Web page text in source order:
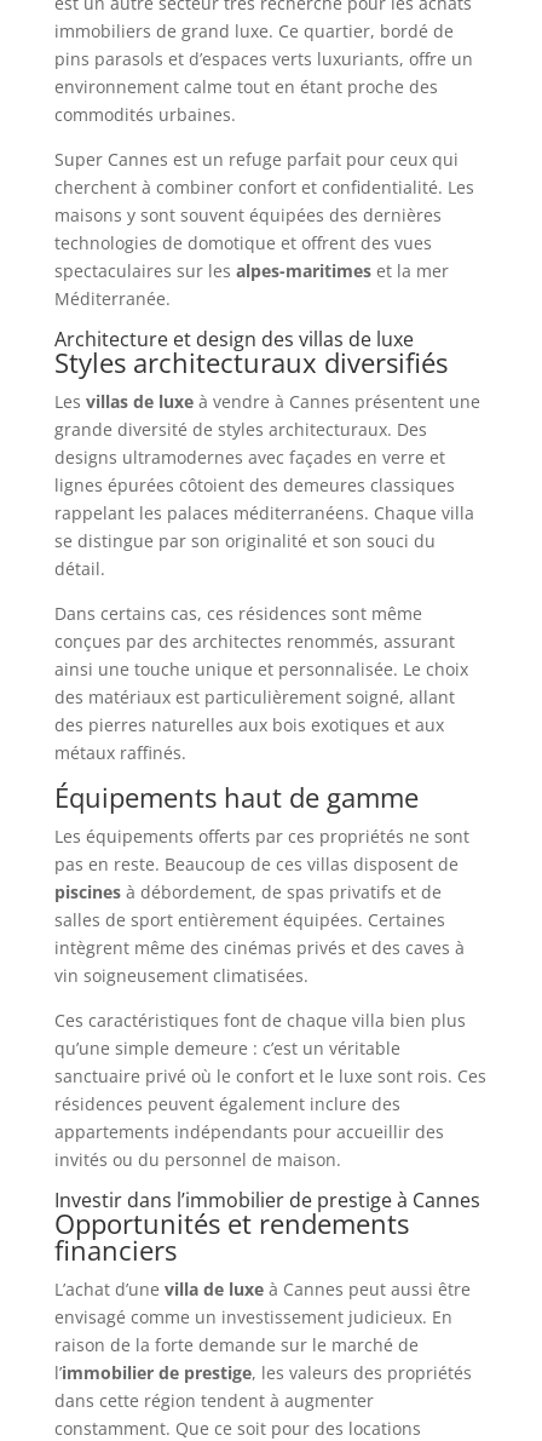
immobiliers de grand luxe. Ce quartier, bordé de
pins parasols et d’espaces verts luxuriants, offre un
environnement calme tout en étant proche des
commodités urbaines.
Super Cannes est un refuge parfait pour ceux qui
cherchent à combiner confort et confidentialité. Les
maisons y sont souvent équipées des dernières
technologies de domotique et offrent des vues
spectaculaires sur les alpes-maritimeset la mer
Méditerranée.
Architecture et design des villas de luxe
Styles architecturaux diversifiés
Les villas de luxeà vendre à Cannes présentent une
grande diversité de styles architecturaux. Des
designs ultramodernes avec façades en verre et
lignes épurées côtoient des demeures classiques
rappelant les palaces méditerranéens. Chaque villa
se distingue par son originalité et son souci du
détail.
Dans certains cas, ces résidences sont même
conçues par des architectes renommés, assurant
ainsi une touche unique et personnalisée. Le choix
des matériaux est particulièrement soigné, allant
des pierres naturelles aux bois exotiques et aux
métaux raffinés.
Équipements haut de gamme
Les équipements offerts par ces propriétés ne sont
pas en reste. Beaucoup de ces villas disposent de
piscinesà débordement, de spas privatifs et de
salles de sport entièrement équipées. Certaines
intègrent même des cinémas privés et des caves à
vin soigneusement climatisées.
Ces caractéristiques font de chaque villa bien plus
qu’une simple demeure : c’est un véritable
sanctuaire privé où le confort et le luxe sont rois. Ces
résidences peuvent également inclure des
appartements indépendants pour accueillir des
invités ou du personnel de maison.
Investir dans l’immobilier de prestige à Cannes
Opportunités et rendements
financiers
L’achat d’une villa de luxeà Cannes peut aussi être
envisagé comme un investissement judicieux. En
raison de la forte demande sur le marché de
l’immobilier de prestige, les valeurs des propriétés
dans cette région tendent à augmenter
constamment. Que ce soit pour des locations